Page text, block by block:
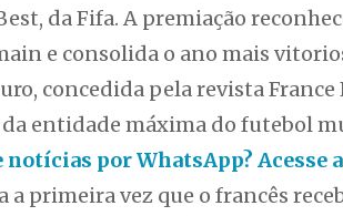
da Fifa. A premiação
e consolida o ano mais
concedida pela revista
entidade máxima do futebol
por WhatsApp? Acesse
a primeira vez que o francês